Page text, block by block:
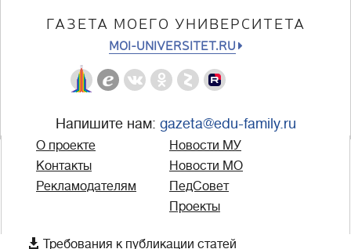
ГАЗЕТА МОЕГО УНИВЕРСИТЕТА
MOI-UNIVERSITET.RU
Напишите нам: gazeta@edu-family.ru
О проекте
Контакты
Рекламодателям
Новости МУ
Новости МО
ПедСовет
Проекты
 Требования к публикации статей